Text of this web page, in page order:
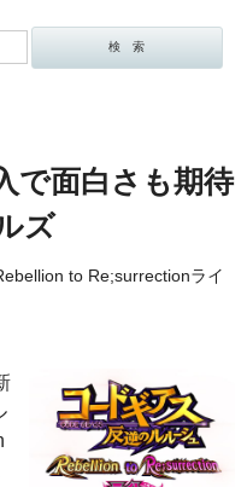
で面白さも期待
ズ
to Re;surrectionライ